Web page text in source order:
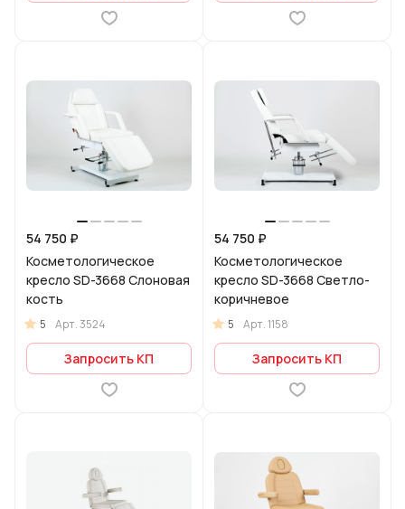
54 750 ₽
Косметологическое
кресло SD-3668 Слоновая
кость
5 Арт.3524
Запросить КП
54 750 ₽
Косметологическое
кресло SD-3668 Светло-
коричневое
5 Арт.1158
Запросить КП